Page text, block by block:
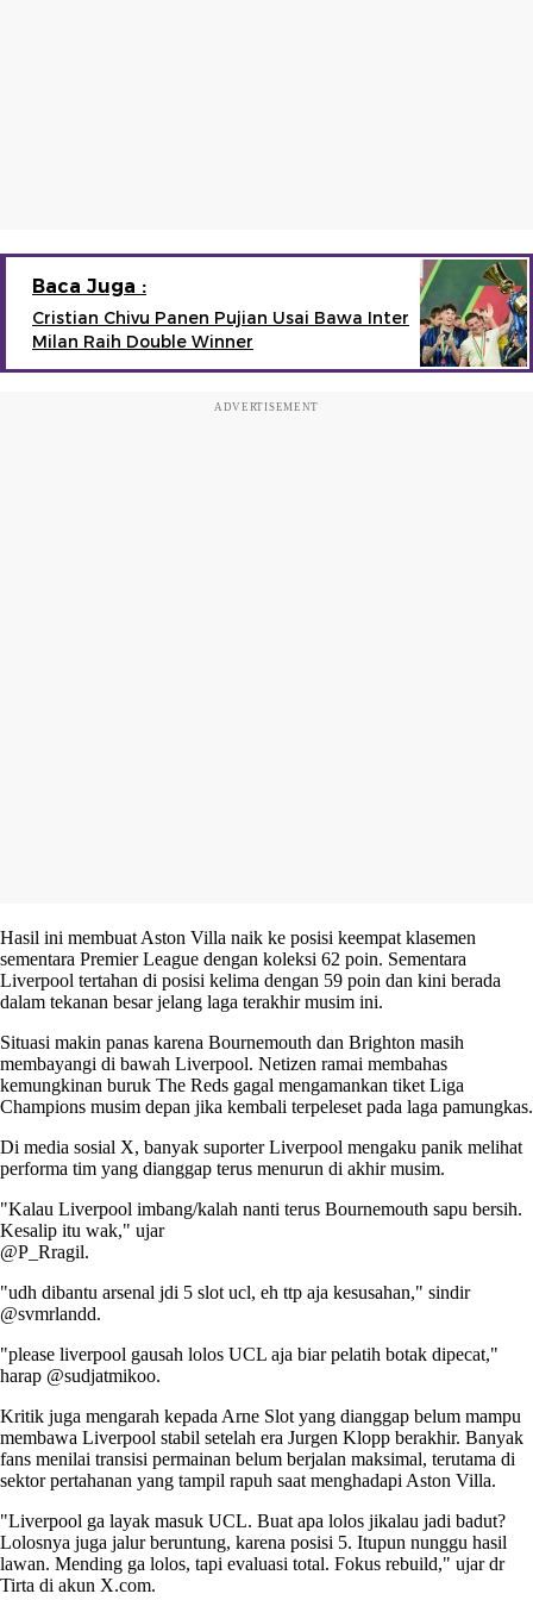
Baca Juga :
Cristian Chivu Panen Pujian Usai Bawa Inter
Milan Raih Double Winner
ADVERTISEMENT
Hasil ini membuat Aston Villa naik ke posisi keempat klasemen
sementara Premier League dengan koleksi 62 poin. Sementara
Liverpool tertahan di posisi kelima dengan 59 poin dan kini berada
dalam tekanan besar jelang laga terakhir musim ini.
Situasi makin panas karena Bournemouth dan Brighton masih
membayangi di bawah Liverpool. Netizen ramai membahas
kemungkinan buruk The Reds gagal mengamankan tiket Liga
Champions musim depan jika kembali terpeleset pada laga pamungkas.
Di media sosial X, banyak suporter Liverpool mengaku panik melihat
performa tim yang dianggap terus menurun di akhir musim.
"Kalau Liverpool imbang/kalah nanti terus Bournemouth sapu bersih.
Kesalip itu wak," ujar
@P_Rragil.
"udh dibantu arsenal jdi 5 slot ucl, eh ttp aja kesusahan," sindir
@svmrlandd.
"please liverpool gausah lolos UCL aja biar pelatih botak dipecat,"
harap @sudjatmikoo.
Kritik juga mengarah kepada Arne Slot yang dianggap belum mampu
membawa Liverpool stabil setelah era Jurgen Klopp berakhir. Banyak
fans menilai transisi permainan belum berjalan maksimal, terutama di
sektor pertahanan yang tampil rapuh saat menghadapi Aston Villa.
"Liverpool ga layak masuk UCL. Buat apa lolos jikalau jadi badut?
Lolosnya juga jalur beruntung, karena posisi 5. Itupun nunggu hasil
lawan. Mending ga lolos, tapi evaluasi total. Fokus rebuild," ujar dr
Tirta di akun X.com.